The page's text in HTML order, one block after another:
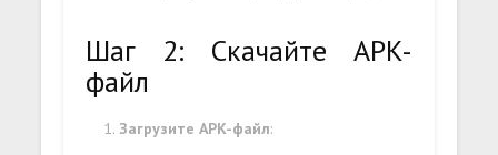
Шаг 2: Скачайте APK-
файл
Загрузите APK-файл: